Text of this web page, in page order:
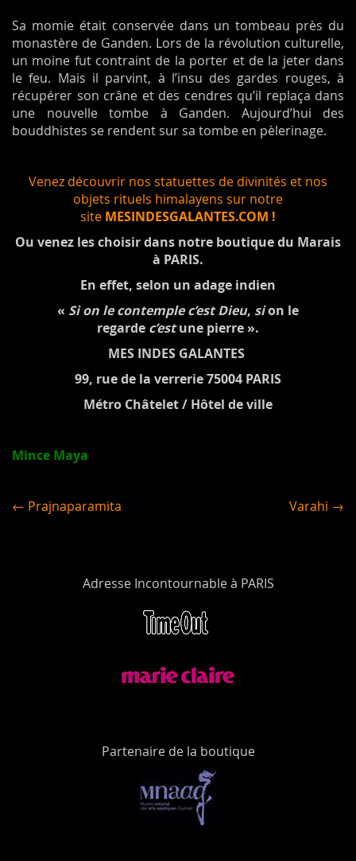
Sa momie était conservée dans un tombeau près du
monastère de Ganden. Lors de la révolution culturelle,
un moine fut contraint de la porter et de la jeter dans
le feu. Mais il parvint, à l’insu des gardes rouges, à
récupérer son crâne et des cendres qu’il replaça dans
une nouvelle tombe à Ganden. Aujourd’hui des
bouddhistes se rendent sur sa tombe en pèlerinage.
Venez découvrir nos statuettes de divinités et nos
objets rituels himalayens sur notre
site MESINDESGALANTES.COM !
Ou venez les choisir dans notre boutique du Marais
à PARIS.
En effet, selon un adage indien
« Si on le contemple c’est Dieu, sion le
regarde c’estune pierre ».
MES INDES GALANTES
99, rue de la verrerie 75004 PARIS
Métro Châtelet / Hôtel de ville
Mince Maya
← Prajnaparamita Varahi →
Adresse Incontournable à PARIS
Partenaire de la boutique